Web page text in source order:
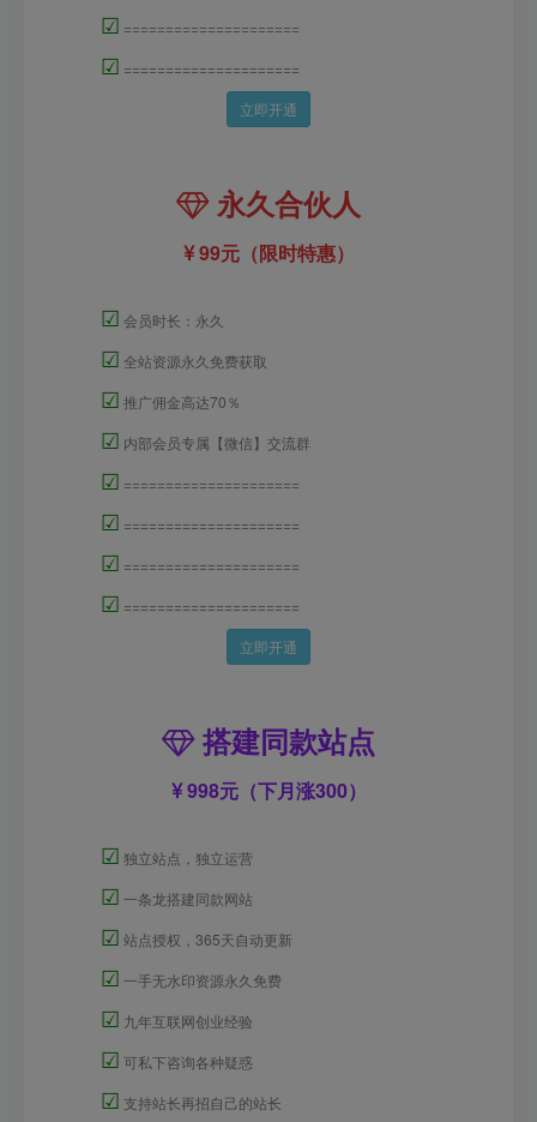
☑ =====================
☑ =====================
立即开通
永久合伙人
99元（限时特惠）
☑ 会员时长：永久
☑ 全站资源永久免费获取
☑ 推广佣金高达70％
☑ 内部会员专属【微信】交流群
☑ =====================
☑ =====================
☑ =====================
☑ =====================
立即开通
搭建同款站点
998元（下月涨300）
☑ 独立站点，独立运营
☑ 一条龙搭建同款网站
☑ 站点授权，365天自动更新
☑ 一手无水印资源永久免费
☑ 九年互联网创业经验
☑ 可私下咨询各种疑惑
☑ 支持站长再招自己的站长